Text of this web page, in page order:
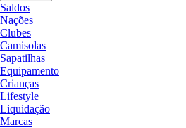
Saldos
Nações
Clubes
Camisolas
Sapatilhas
Equipamento
Crianças
Lifestyle
Liquidação
Marcas